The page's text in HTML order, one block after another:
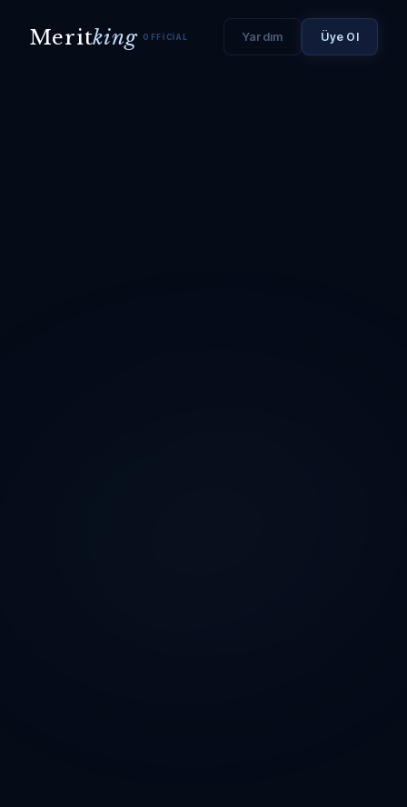
Meritking OFFICIAL Yardım Üye Ol